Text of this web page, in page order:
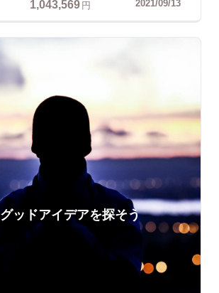
1,043,569円
グッドアイデアを探そう